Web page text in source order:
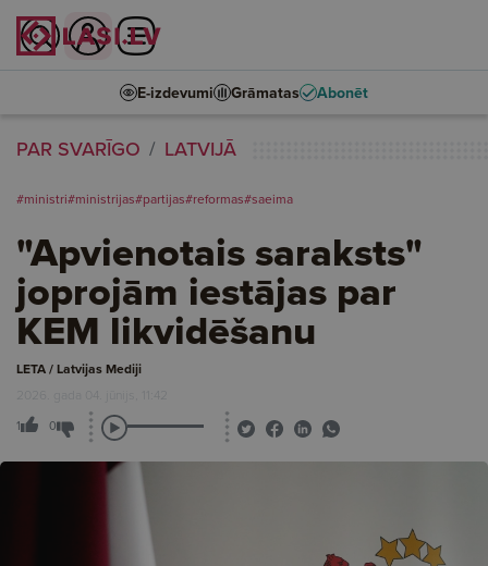
E-izdevumi Grāmatas Abonēt
PAR SVARĪGO LATVIJĀ
#ministri#ministrijas#partijas#reformas#saeima
"Apvienotais saraksts"
joprojām iestājas par
KEM likvidēšanu
LETA / Latvijas Mediji
2026. gada 04. jūnijs, 11:42
1 0